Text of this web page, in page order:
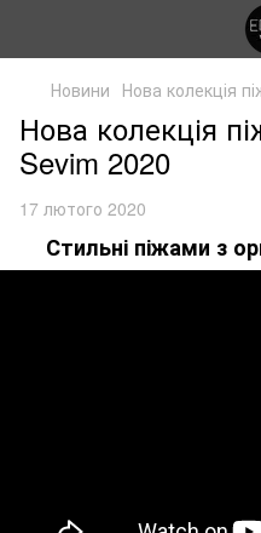
Новини Нова колекція
Нова колекція
Sevim 2020
17 лютого 2020
Стильні піжами з